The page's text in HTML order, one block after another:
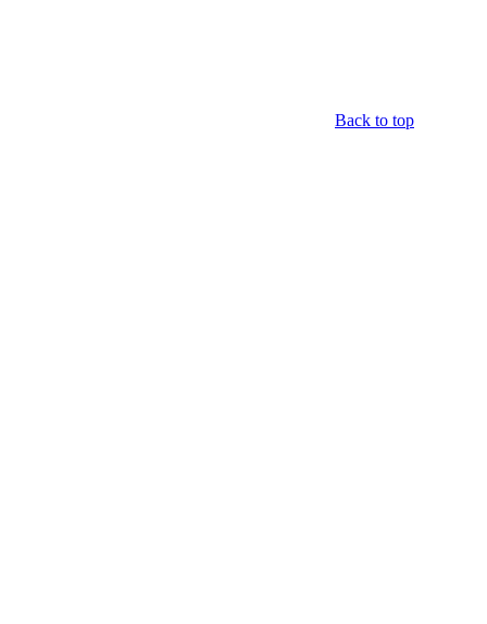
Back to top